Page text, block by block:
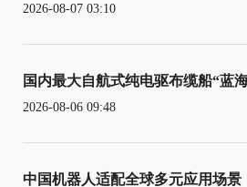
2026-08-07 03:10
国内最大自航式纯电驱布缆船“蓝
2026-08-06 09:48
中国机器人适配全球多元应用场景